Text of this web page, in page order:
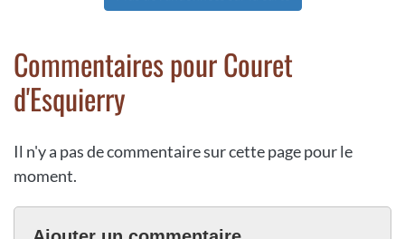
Commentaires pour Couret
d'Esquierry
Il n'y a pas de commentaire sur cette page pour le
moment.